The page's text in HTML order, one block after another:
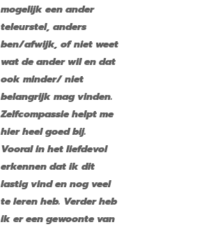
mogelijk een ander
teleurstel, anders
ben/afwijk, of niet weet
wat de ander wil en dat
ook minder/ niet
belangrijk mag vinden.
Zelfcompassie helpt me
hier heel goed bij.
Vooral in het liefdevol
erkennen dat ik dit
lastig vind en nog veel
te leren heb. Verder heb
ik er een gewoonte van